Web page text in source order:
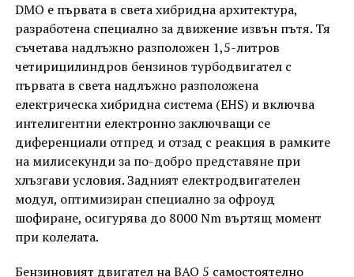
DMO е първата в света хибридна архитектура,
разработена специално за движение извън пътя. Тя
съчетава надлъжно разположен 1,5-литров
четирицилиндров бензинов турбодвигател с
първата в света надлъжно разположена
електрическа хибридна система (EHS) и включва
интелигентни електронно заключващи се
диференциали отпред и отзад с реакция в рамките
на милисекунди за по-добро представяне при
хлъзгави условия. Задният електродвигателен
модул, оптимизиран специално за офроуд
шофиране, осигурява до 8000 Nm въртящ момент
при колелата.
Бензиновият двигател на BAO 5 самостоятелно